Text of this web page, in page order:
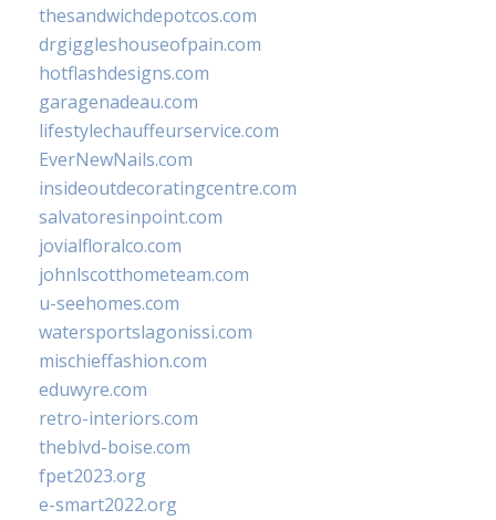
thesandwichdepotcos.com
drgiggleshouseofpain.com
hotflashdesigns.com
garagenadeau.com
lifestylechauffeurservice.com
EverNewNails.com
insideoutdecoratingcentre.com
salvatoresinpoint.com
jovialfloralco.com
johnlscotthometeam.com
u-seehomes.com
watersportslagonissi.com
mischieffashion.com
eduwyre.com
retro-interiors.com
theblvd-boise.com
fpet2023.org
e-smart2022.org